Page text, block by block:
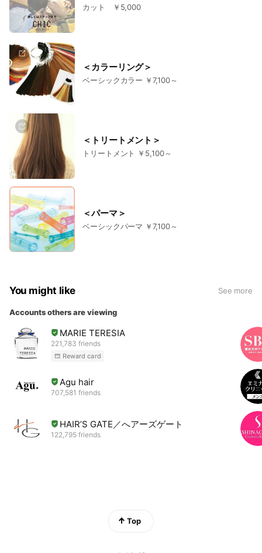
カット ￥5,000
＜カラーリング＞
ベーシックカラー ￥7,100～
＜トリートメント＞
トリートメント ￥5,100～
＜パーマ＞
ベーシックパーマ ￥7,100～
You might like See more
Accounts others are viewing
MARIE TERESIA
221,783 friends
Reward card
Agu hair
707,581 friends
HAIR’S GATE／へアーズゲート
122,795 friends
Top